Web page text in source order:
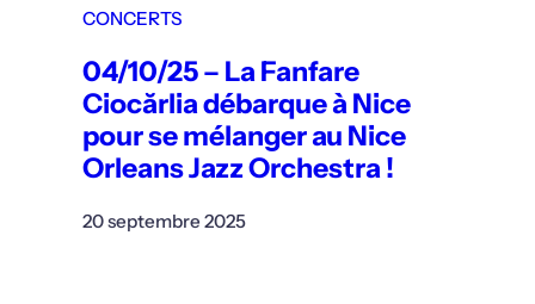
CONCERTS
04/10/25 – La Fanfare
Ciocărlia débarque à Nice
pour se mélanger au Nice
Orleans Jazz Orchestra !
20 septembre 2025